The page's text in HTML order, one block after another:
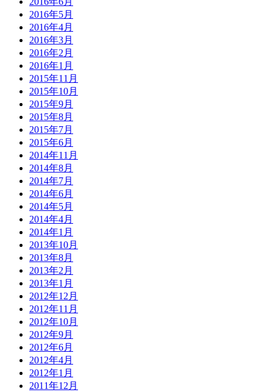
2016年5月
2016年4月
2016年3月
2016年2月
2016年1月
2015年11月
2015年10月
2015年9月
2015年8月
2015年7月
2015年6月
2014年11月
2014年8月
2014年7月
2014年6月
2014年5月
2014年4月
2014年1月
2013年10月
2013年8月
2013年2月
2013年1月
2012年12月
2012年11月
2012年10月
2012年9月
2012年6月
2012年4月
2012年1月
2011年12月